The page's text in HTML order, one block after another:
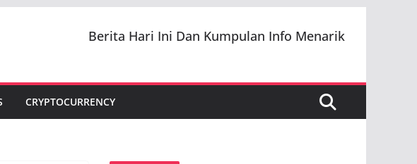
Berita Hari Ini Dan Kumpulan Info Menarik
CRYPTOCURRENCY